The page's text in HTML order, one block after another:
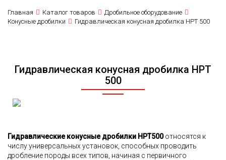
Главная Каталог товаров
Дробильное оборудование
Конусные дробилки
Гидравлическая конусная дробилка HPT 500
Гидравлическая конусная дробилка HPT
500
Гидравлические конусные дробилки HPT500относятся к
числу универсальных установок, способных проводить
дробление породы всех типов, начиная с первичного